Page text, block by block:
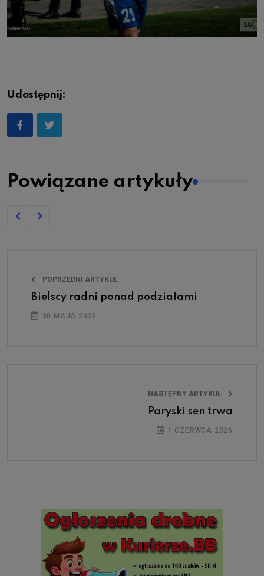
Udostępnij:
Powiązane artykuły
POPRZEDNI ARTYKUŁ
Bielscy radni ponad podziałami
30 MAJA 2026
NASTĘPNY ARTYKUŁ
Paryski sen trwa
1 CZERWCA 2026